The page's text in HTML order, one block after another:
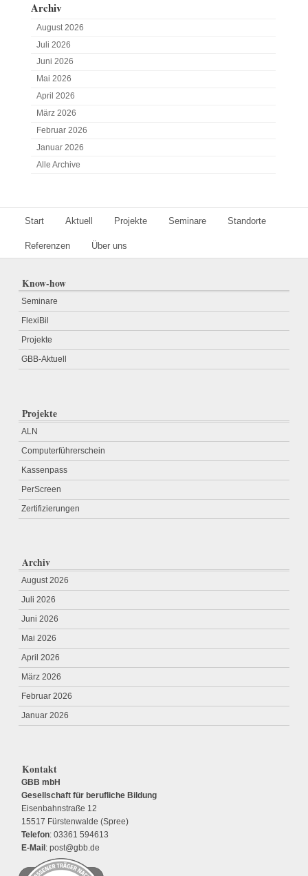
Archiv
August 2026
Juli 2026
Juni 2026
Mai 2026
April 2026
März 2026
Februar 2026
Januar 2026
Alle Archive
Start Aktuell Projekte Seminare Standorte
Referenzen Über uns
Know-how
Seminare
FlexiBil
Projekte
GBB-Aktuell
Projekte
ALN
Computerführerschein
Kassenpass
PerScreen
Zertifizierungen
Archiv
August 2026
Juli 2026
Juni 2026
Mai 2026
April 2026
März 2026
Februar 2026
Januar 2026
Kontakt
GBB mbH
Gesellschaft für berufliche Bildung
Eisenbahnstraße 12
15517 Fürstenwalde (Spree)
Telefon: 03361 594613
E-Mail : post@gbb.de